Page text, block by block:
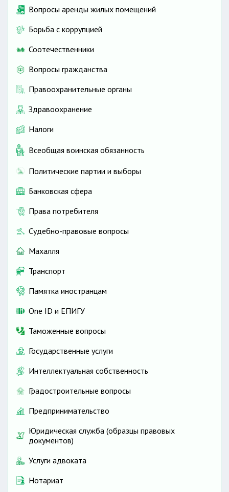
Вопросы аренды жилых помещений
Борьба с коррупцией
Соотечественники
Вопросы гражданства
Правоохранительные органы
Здравоохранение
Налоги
Всеобщая воинская обязанность
Политические партии и выборы
Банковская сфера
Права потребителя
Судебно-правовые вопросы
Махалля
Транспорт
Памятка иностранцам
One ID и ЕПИГУ
Таможенные вопросы
Государственные услуги
Интеллектуальная собственность
Градостроительные вопросы
Предпринимательство
Юридическая служба (образцы правовых
документов)
Услуги адвоката
Нотариат